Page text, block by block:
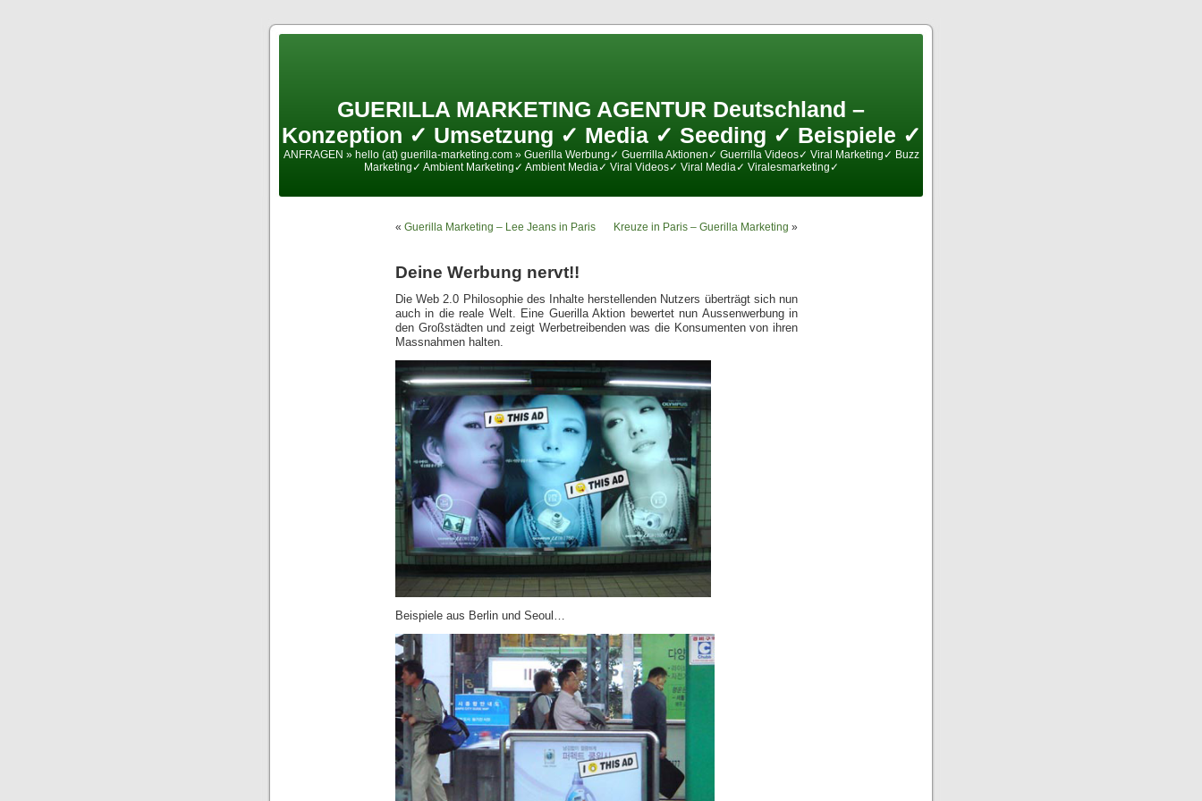
GUERILLA MARKETING AGENTUR Deutschland –
Konzeption ✓ Umsetzung ✓ Media ✓ Seeding ✓ Beispiele ✓
ANFRAGEN » hello (at) guerilla-marketing.com » Guerilla Werbung✓ Guerrilla Aktionen✓ Guerrilla Videos✓ Viral Marketing✓ Buzz
Marketing✓ Ambient Marketing✓ Ambient Media✓ Viral Videos✓ Viral Media✓ Viralesmarketing✓
« Guerilla Marketing – Lee Jeans in Paris Kreuze in Paris – Guerilla Marketing »
Deine Werbung nervt!!
Die Web 2.0 Philosophie des Inhalte herstellenden Nutzers überträgt sich nun
auch in die reale Welt. Eine Guerilla Aktion bewertet nun Aussenwerbung in
den Großstädten und zeigt Werbetreibenden was die Konsumenten von ihren
Massnahmen halten.
Beispiele aus Berlin und Seoul…